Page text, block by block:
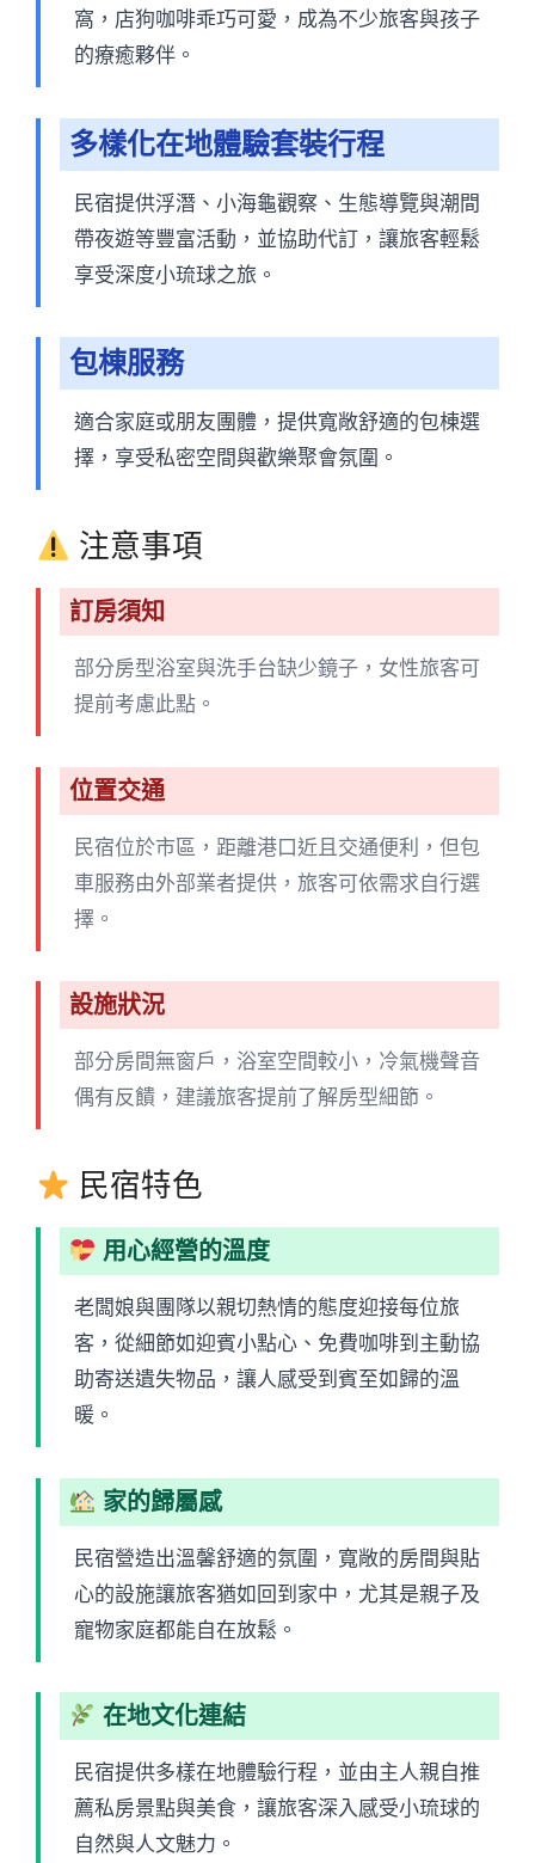
窩，店狗咖啡乖巧可愛，成為不少旅客與孩子
的療癒夥伴。
多樣化在地體驗套裝行程
民宿提供浮潛、小海龜觀察、生態導覽與潮間
帶夜遊等豐富活動，並協助代訂，讓旅客輕鬆
享受深度小琉球之旅。
包棟服務
適合家庭或朋友團體，提供寬敞舒適的包棟選
擇，享受私密空間與歡樂聚會氛圍。
注意事項
訂房須知
部分房型浴室與洗手台缺少鏡子，女性旅客可
提前考慮此點。
位置交通
民宿位於市區，距離港口近且交通便利，但包
車服務由外部業者提供，旅客可依需求自行選
擇。
設施狀況
部分房間無窗戶，浴室空間較小，冷氣機聲音
偶有反饋，建議旅客提前了解房型細節。
民宿特色
用心經營的溫度
老闆娘與團隊以親切熱情的態度迎接每位旅
客，從細節如迎賓小點心、免費咖啡到主動協
助寄送遺失物品，讓人感受到賓至如歸的溫
暖。
家的歸屬感
民宿營造出溫馨舒適的氛圍，寬敞的房間與貼
心的設施讓旅客猶如回到家中，尤其是親子及
寵物家庭都能自在放鬆。
在地文化連結
民宿提供多樣在地體驗行程，並由主人親自推
薦私房景點與美食，讓旅客深入感受小琉球的
自然與人文魅力。